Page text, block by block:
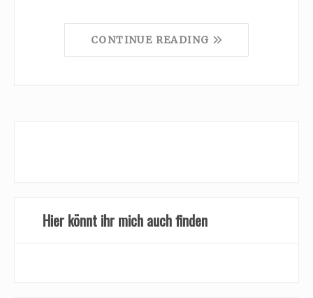
CONTINUE READING
Hier könnt ihr mich auch finden